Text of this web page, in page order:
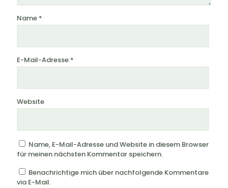
Name *
E-Mail-Adresse *
Website
Name, E-Mail-Adresse und Website in diesem Browser
für meinen nächsten Kommentar speichern.
Benachrichtige mich über nachfolgende Kommentare
via E-Mail.